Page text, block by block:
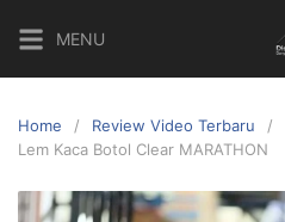
MENU
Home Review Video Terbaru
Lem Kaca Botol Clear MARATHON